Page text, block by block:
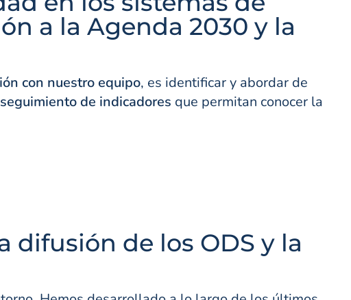
a la Agenda 2030 y la
con nuestro equipo, es identificar y abordar de
de indicadores que permitan conocer la
de los ODS y la